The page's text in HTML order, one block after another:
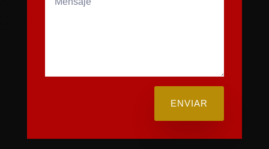
ENVIAR